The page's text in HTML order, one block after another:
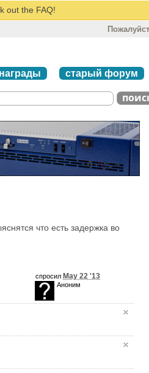
out the FAQ!
награды старый форум
что есть задержка во
спросил May 22 '13
Аноним